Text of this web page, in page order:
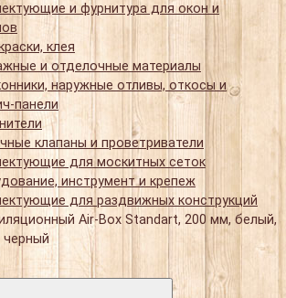
и фурнитура для окон и
клея
и отделочные материалы
наружные отливы, откосы и
панели
клапаны и проветриватели
для москитных сеток
инструмент и крепеж
для раздвижных конструкций
Air-Box Standart, 200 мм, белый,
черный